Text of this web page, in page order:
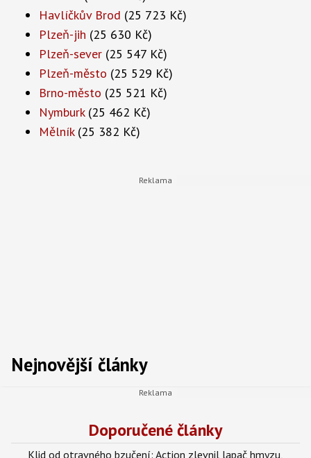
Havlíčkův Brod (25 723 Kč)
Plzeň-jih (25 630 Kč)
Plzeň-sever (25 547 Kč)
Plzeň-město (25 529 Kč)
Brno-město (25 521 Kč)
Nymburk(25 462 Kč)
Mělník(25 382 Kč)
Nejnovější články
Doporučené články
Klid od otravného bzučení: Action zlevnil lapač hmyzu,